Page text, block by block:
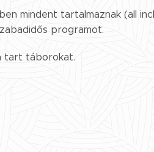
mindent tartalmaznak (all
programot.
tart táborokat.